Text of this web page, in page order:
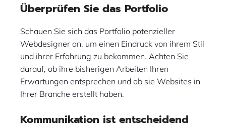
Überprüfen Sie das Portfolio
Schauen Sie sich das Portfolio potenzieller
Webdesigner an, um einen Eindruck von ihrem Stil
und ihrer Erfahrung zu bekommen. Achten Sie
darauf, ob ihre bisherigen Arbeiten Ihren
Erwartungen entsprechen und ob sie Websites in
Ihrer Branche erstellt haben.
Kommunikation ist entscheidend